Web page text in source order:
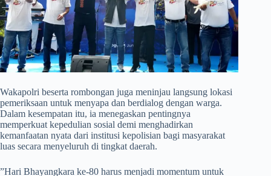
​Wakapolri beserta rombongan juga meninjau langsung lokasi
pemeriksaan untuk menyapa dan berdialog dengan warga.
Dalam kesempatan itu, ia menegaskan pentingnya
memperkuat kepedulian sosial demi menghadirkan
kemanfaatan nyata dari institusi kepolisian bagi masyarakat
luas secara menyeluruh di tingkat daerah.
​”Hari Bhayangkara ke-80 harus menjadi momentum untuk